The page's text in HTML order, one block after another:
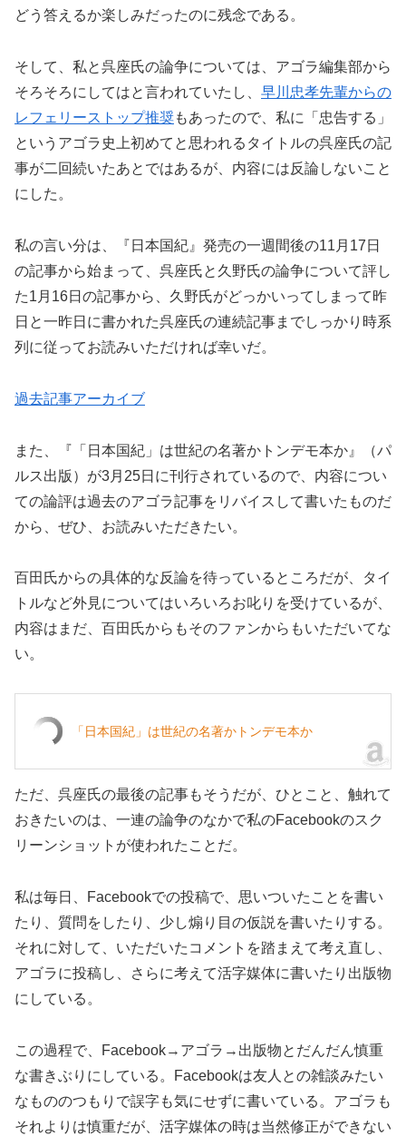
どう答えるか楽しみだったのに残念である。
そして、私と呉座氏の論争については、アゴラ編集部から
そろそろにしてはと言われていたし、 早川忠孝先輩からの
レフェリーストップ推奨もあったので、私に「忠告する」
というアゴラ史上初めてと思われるタイトルの呉座氏の記
事が二回続いたあとではあるが、内容には反論しないこと
にした。
私の言い分は、『日本国紀』発売の一週間後の11月17日
の記事から始まって、呉座氏と久野氏の論争について評し
た1月16日の記事から、久野氏がどっかいってしまって昨
日と一昨日に書かれた呉座氏の連続記事までしっかり時系
列に従ってお読みいただければ幸いだ。
過去記事アーカイブ
また、『「日本国紀」は世紀の名著かトンデモ本か』（パ
ルス出版）が3月25日に刊行されているので、内容につい
ての論評は過去のアゴラ記事をリバイスして書いたものだ
から、ぜひ、お読みいただきたい。
百田氏からの具体的な反論を待っているところだが、タイ
トルなど外見についてはいろいろお叱りを受けているが、
内容はまだ、百田氏からもそのファンからもいただいてな
い。
「日本国紀」は世紀の名著かトンデモ本か
ただ、呉座氏の最後の記事もそうだが、ひとこと、触れて
おきたいのは、一連の論争のなかで私のFacebookのスク
リーンショットが使われたことだ。
私は毎日、Facebookでの投稿で、思いついたことを書い
たり、質問をしたり、少し煽り目の仮説を書いたりする。
それに対して、いただいたコメントを踏まえて考え直し、
アゴラに投稿し、さらに考えて活字媒体に書いたり出版物
にしている。
この過程で、Facebook→アゴラ→出版物とだんだん慎重
な書きぶりにしている。Facebookは友人との雑談みたい
なもののつもりで誤字も気にせずに書いている。アゴラも
それよりは慎重だが、活字媒体の時は当然修正ができない